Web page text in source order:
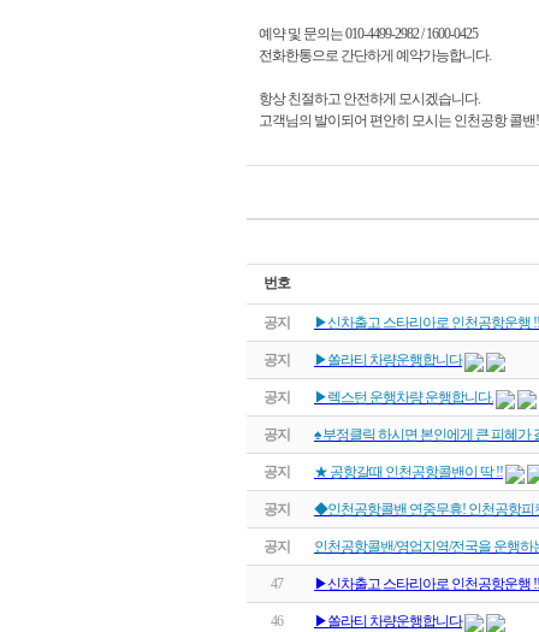
예약 및 문의는 010-4499-2982 / 1600-0425
전화한통으로 간단하게 예약가능합니다.
항상 친절하고 안전하게 모시겠습니다.
고객님의 발이되어 편안히 모시는 인천공항 콜밴!
번호
공지 ▶신차출고 스타리아로 인천공항운행 !!
공지 ▶쏠라티 차량운행합니다
공지 ▶렉스턴 운행차량 운행합니다.
공지 ♠ 부정클릭 하시면 본인에게 큰 피혜가
공지 ★ 공항갈때 인천공항콜밴이 딱 !!
공지 ◆인천공항콜밴 연중무휴! 인천공항
공지 인천공항콜밴/영업지역/전국을 운행하
47 ▶신차출고 스타리아로 인천공항운행 !!
46 ▶쏠라티 차량운행합니다